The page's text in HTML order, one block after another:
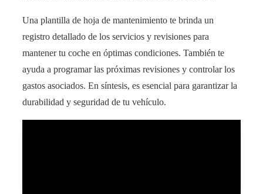
Una plantilla de hoja de mantenimiento te brinda un
registro detallado de los servicios y revisiones para
mantener tu coche en óptimas condiciones. También te
ayuda a programar las próximas revisiones y controlar los
gastos asociados. En síntesis, es esencial para garantizar la
durabilidad y seguridad de tu vehículo.